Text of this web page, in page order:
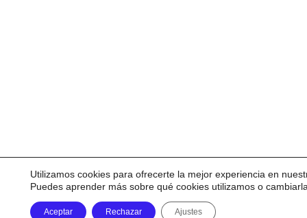
Utilizamos cookies para ofrecerte la mejor experiencia en
Puedes aprender más sobre qué cookies utilizamos o
Aceptar Rechazar Ajustes